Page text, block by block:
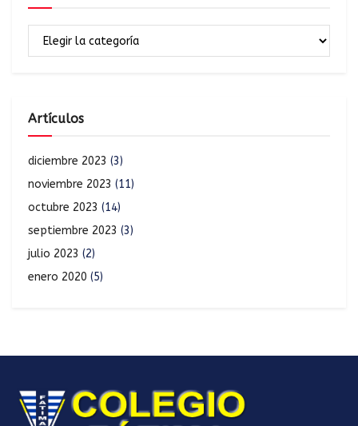
Artículos
diciembre 2023 (3)
noviembre 2023 (11)
octubre 2023 (14)
septiembre 2023 (3)
julio 2023 (2)
enero 2020 (5)